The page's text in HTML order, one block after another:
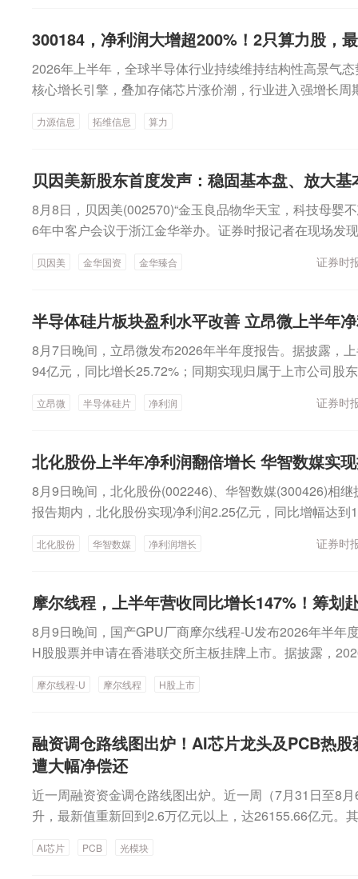
技板块的交投热度仍没有回落。整体而言，电子、有色
快，化工、电新、通信相对较慢。配置上，科技持仓继
部分增配能化、有色、创新药和头部券商。招商证券：A
度，特朗普对伊朗强硬后再度TACO，叠加美国就业数据
球风险偏好修复。此外美国再次对中国科技产品实施限
ETF托底向融资接力过渡，融资资金有望继续净流入。
启，风格方面推荐创业板指、科创50、中证1000等成长
力、国产算力、黄金修复；行业沿科技创新+企业出海+
布局，建议重点关注电子、电力设备、化学制药、有色
未充分，电子通信持仓收益回归盈亏平衡线附近，短期可
完“第三步”才是出清时刻，科技行情的主要矛盾将全面回
样存在基本面担忧。美韩利润再分配压力客观存在，美
题可能快速出清，超跌反弹随之延续。而重新挑战前高
有景气改善线索的其他非科技方向也有绝对收益。中国银
仍是主线经历前期筹码消化与估值调整后，A股市场修复
证窗口形成递进逻辑——半年报业绩验证提供基本面锚点
值修复节奏的外部条件。三大验证线索将逐步明朗，策
衡配置。关注一：科技景气与产业趋势未改。关注半导
导体设备与材料、先进封装）、元件、通信设备、储能/
业航天等。关注二：重视防御性底仓的配置价值。关注煤
事业、新能源等。辅助线：资源品与周期制造板块有望
基础化工、建筑材料、钢铁板块等。中信建投：8月有望
其中科技成长风格前期跌幅较大，当前修复程度仍然偏低
小盘风格受益于流动性改善本轮反弹涨幅较大，但修复
置依然围绕超跌修复和景气改善的思路进行。重点关注
设备/材料、先进封装等）、创新药（CRO/CDMO）、有
属、战略小金属等）、机械设备。国信证券：AI科技M顶
累积A股高景气行业股价顶部往往呈现“M顶”形态，这一
300184，净利润大增超200%！2只算力股，
2026年上半年，全球半导体行业持续维持结构性高景气
核心增长引擎，叠加存储芯片涨价潮，行业进入强增长
59.46%；实现净利润2.98亿元，同比增幅达到209.50%
半年实现营业收入微增，净利润较去年同期下降12.16%
入大增力源信息的主营业务包括电子元器件代理（技术）
电网产品的研发、生产及销售。在AI业务方面，AI技术催
服务器及电源、高端存储、光模块等相关半导体产品需求
的头部AI电源、光模块、服务器、GPU、算力卡等AI客
面，力源信息持续在原有客户推进导入相关产品，并在
力源信息在汽车电子行业深耕多年，拥有多个汽车行业头
技术迭代及价格下降，向客户导入公司代理的碳化硅产
客户，相关业务营业收入同比大幅增长。在安防监控业
同比有所增长。在通信电子业务方面，因部分下游终端需
户新的业务，相关业务营业收入较去年同期基本持平。
同比下降2026年上半年，拓维信息实现营业收入13.12亿
元。其中，智能计算产品收入同比下降33.08%，主要系
善国产化智能计算产品体系。报告期内，公司推进相关产
和行业应用。通用计算与AI算力产品方面，公司基于鲲鹏
高性能服务器，面向通用计算及国产化替代需求；提供
式机，适配政企办公场景，已在数字政府、央国企、金
力源信息 拓维信息 算力
贝因美新股东首度发声：稳固基本盘、放大基
8月8日，贝因美(002570)“金玉良品物华天宝，科技母婴
6年中客户会议于浙江金华举办。证券时报记者在现场发
能。”作为实控方代表，金华市创新投资集团党委书记、
管理合伙企业（有限合伙）（下称“金华臻合”）为小贝大
日实控人权益变动提示性公告，金华臻合将合计控制贝
将变更为金华市国资委。刘永辉称，作为控股股东，将充
聚焦定战略、控风险、强赋能，充分授权专业经营团队。
牢，同时审慎布局关联赛道，导入优质生产力，培育企
确保企业治理规范、决策透明。三是面向广大客户的合作
同层面，刘永辉表示，目前贝因美母公司小贝大美控股已
面接入金华全域产业生态。依托义乌联通全球的商贸网
套，以及各区县特色产业资源，叠加金创投规模超600亿
展的产业平台，共享国资赋能与企业成长的多重红利。国
贝因美提供长期稳定的经营环境，助力其在行业周期中
创始人谢宏表示，作为母婴领域的国民品牌，贝因美将坚
安全为核心根基将科学属性融入产品体系；同时以婴配
先行”的发展方向，覆盖至全家庭成员。同时，秉持“美好
始终坚守母婴主业根本，但不局限于母婴赛道，从母婴专
活场景的综合消费品品牌，持续拓展国民品牌的产业边界
同金华国资，共同推进企业长期稳定经营，利用好产业
贝因美 金华国资 金华臻合 证券时
半导体硅片板块盈利水平改善 立昂微上半年
8月7日晚间，立昂微发布2026年半年度报告。据披露，
94亿元，同比增长25.72%；同期实现归属于上市公司股
盈。分业务来看，半导体硅片仍是公司业务占比最大的
体硅片销量为1149.22万片，同比增长23.86%。同期，
现主营业务收入4.55亿元，同比增长8.78%；化合物半导
业务收入1.89亿元，同比增长59.02%。立昂微是国内少
型企业，横跨半导体硅片、功率半导体、化合物半导体三
端核心材料到中后端高端芯片的完整产业闭环。谈及经
坡、产品结构向高端化持续升级三大有利条件，整体产
显。另一方面，半导体行业整体景气度持续回暖，下游终
时公司积极拓展市场、持续优化产品结构等。从半导体
半年报中分析，报告期内，半导体硅片行业步入新一轮“
度全球硅晶圆出货量同比增长7.4%，达到3573百万平方
为3327百万平方英寸。出货量较2026年第一季度记录的
9.1%。据记者观察，在价格端，5月10日，信越化学、
硅片厂商同步发布涨价函：其中，12英寸常规硅片涨价
景的高端专用硅片涨幅达18%—22%。不过，当前国产
体偏低，立昂微认为这主要受三大因素制约：一是定价
立昂微 半导体硅片 净利润 证券时
北化股份上半年净利润翻倍增长 华智数媒实
8月9日晚间，北化股份(002246)、华智数媒(300426)相
报告期内，北化股份实现净利润2.25亿元，同比增幅达到
达2.25亿元北化股份自上市以来，持续推进产业结构调
工业泵产业“多主业”产业结构。2026年上半年，公司实
增长18.16%；归属于上市公司股东的净利润2.25亿元，
非后净利润为1.99亿元，同比增幅达到141.73%。其中，
入6.06亿元，同比增长42.12%；毛利率达到47.17%，同
品实现营业收入3亿元，同比增长15.86%；毛利率
股份可生产三大系列、四种润湿剂、近110种牌号的硝化
用于涂料、赛璐珞等领域及高端彩印、环保烟花、人工影
全球领先的行业地位。北化股份表示，当前，全球硝化
0%的民用硝化棉应用于涂料和油墨领域。涂料行业中，
需求保持基本稳定；油墨行业方面，近年来高端彩印市
北化股份 华智数媒 净利润增长 证券时
摩尔线程，上半年营收同比增长147%！筹划
8月9日晚间，国产GPU厂商摩尔线程-U发布2026年半年
H股股票并申请在香港联交所主板挂牌上市。据披露，
利润-1156.31万元，归属于上市公司股东的扣非净利润-
对全功能GPU的强劲需求，叠加公司夸娥智算集群商业
高度认可，并实现稳定供货，公司市场竞争优势进一步扩
度研发投入，2026年上半年研发投入7.69亿元，占营业
比增长38.16%。报告期内，摩尔线程-U商业化提速。公
H100芯片）成功通过国家《安全可靠测评》，已在北京
心落地；合作伙伴基于摩尔线程MTT S5000智算集群，
摩尔线程-U 摩尔线程 H股上市
融资调仓路线图出炉！AI芯片龙头及PCB热
遭大幅净偿还
近一周融资资金调仓路线图出炉。近一周（7月31日至8
升，最新值重新回到2.6万亿元以上，达26155.66亿元。
过100亿元，高达137.85亿元；有色金属、计算机、电力
AI芯片 PCB 光模块